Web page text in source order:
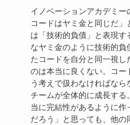
イノベーションアカデミ
コードはヤミ金と同じだ
は「技術的負債」と表現
なヤミ金のように技術的
たコードを自分と同一視
のは本当に良くない。コ
う考えで扱わなければなら
チームが全体的に成長す
当に完結性があるように
だろう」と思っても、他